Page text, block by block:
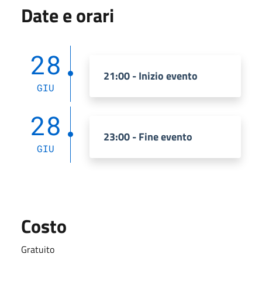
Date e orari
28
GIU
21:00 - Inizio evento
28
GIU
23:00 - Fine evento
Costo
Gratuito